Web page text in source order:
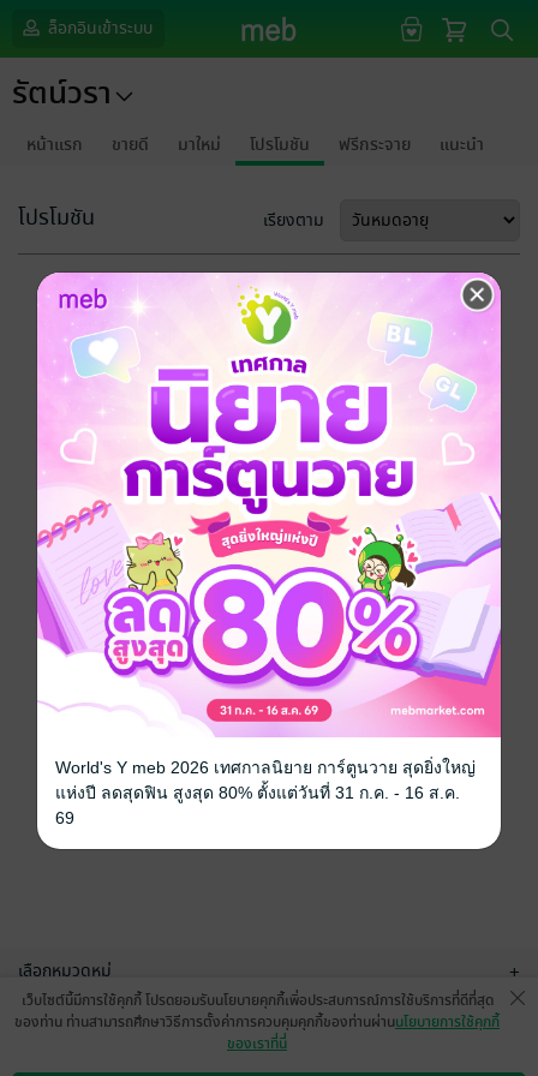
ล็อกอินเข้าระบบ
รัตน์วรา
หน้าแรก ขายดี มาใหม่ โปรโมชัน ฟรีกระจาย แนะนำ
โปรโมชัน เรียงตาม
ขออภัยด้วยนะคะ
ไม่พบข้อมูลในหัวข้อที่คุณกำลังชมค่ะ
เลือกหมวดหมู่ +
บริการช่วยเหลือ
เว็บไซต์นี้มีการใช้คุกกี้ โปรดยอมรับนโยบายคุกกี้เพื่อประสบการณ์การใช้บริการที่ดีที่สุด
ของท่าน ท่านสามารถศึกษาวิธีการตั้งค่าการควบคุมคุกกี้ของท่านผ่านนโยบายการใช้คุกกี้
ของเราที่นี่
World's Y meb 2026 เทศกาลนิยาย การ์ตูนวาย สุดยิ่งใหญ่
แห่งปี ลดสุดฟิน สูงสุด 80% ตั้งแต่วันที่ 31 ก.ค. - 16 ส.ค.
69